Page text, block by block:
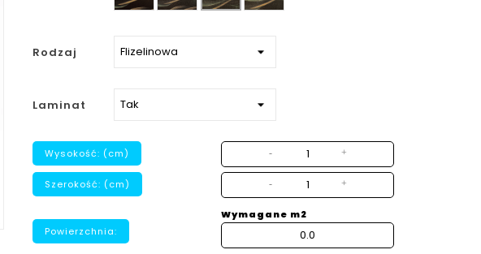
Rodzaj
Laminat
Wysokość: (cm) - +
Szerokość: (cm) - +
Powierzchnia:
Wymagane m2